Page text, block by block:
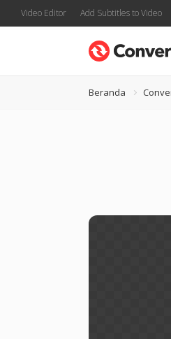
Video Editor Add Subtitles to Video
Beranda